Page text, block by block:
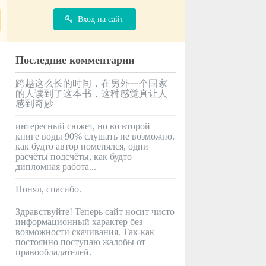
Вход на сайт
Последние комментарии
跨越这么长的时间，在另外一个国家
的人读到了这本书，这种感觉真让人
感到奇妙
интересный сюжет, но во второй
книге воды 90% слушать не возможно.
как будто автор поменялся, одни
расчёты подсчёты, как будто
дипломная работа...
Понял, спасибо.
Здравствуйте! Теперь сайт носит чисто
информационный характер без
возможности скачивания. Так-как
постоянно поступаю жалобы от
правообладателей.